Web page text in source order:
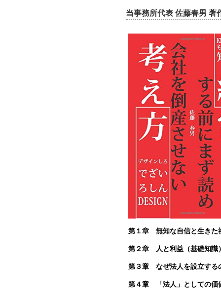
2026.02.01
期日前投票に
当事務所代表 佐藤春男
第１章 無知な自信と生きた
第２章 人と利益（基礎知識
第３章 なぜ法人を設立する
第４章 「法人」としての価